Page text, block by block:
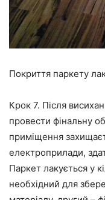
Покриття паркету
Крок 7. Після
провести фінальну
приміщення
електроприлади,
Паркет лакується у
необхідний для